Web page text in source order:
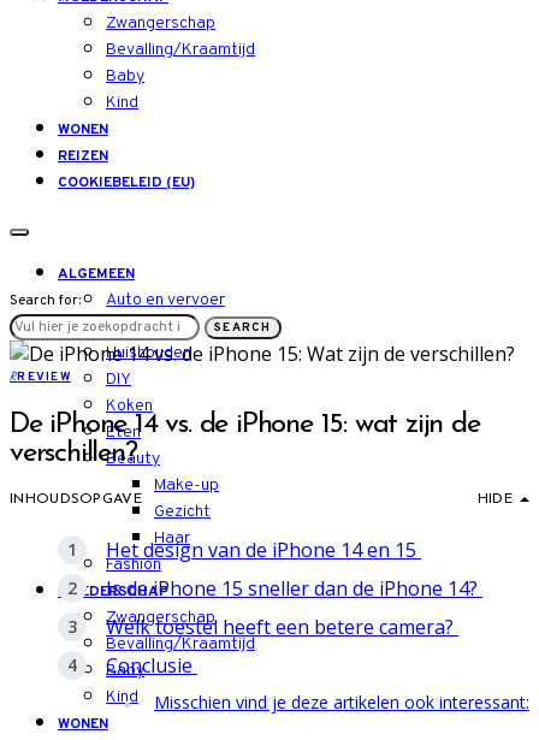
Zwangerschap
Bevalling/Kraamtijd
Baby
Kind
WONEN
REIZEN
COOKIEBELEID (EU)
ALGEMEEN
Auto en vervoer
LIFESTYLE
Huishouden
DIY
Koken
Eten
Beauty
Make-up
Gezicht
Haar
Fashion
MOEDERSCHAP
Zwangerschap
Bevalling/Kraamtijd
Baby
Kind
WONEN
Search for:
SEARCH
RREVIEW
De iPhone 14 vs. de iPhone 15: wat zijn de
verschillen?
INHOUDSOPGAVE HIDE
Het design van de iPhone 14 en 15
Is de iPhone 15 sneller dan de iPhone 14?
Welk toestel heeft een betere camera?
Conclusie
Misschien vind je deze artikelen ook interessant: